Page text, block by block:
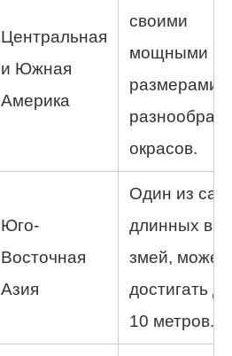
Центральная
и Южная
Америка
своими
мощными
размерами и
окрасов.
Юго-
Восточная
Азия
Один из
длинных
змей, может
достигать до
10 метров.